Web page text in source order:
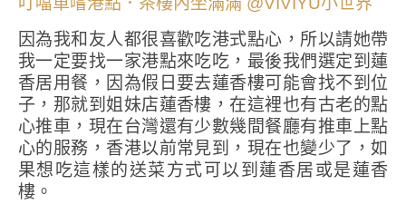
因為我和友人都很喜歡吃港式點心，所以請她帶
我一定要找一家港點來吃吃，最後我們選定到蓮
香居用餐，因為假日要去蓮香樓可能會找不到位
子，那就到姐妹店蓮香樓，在這裡也有古老的點
心推車，現在台灣還有少數幾間餐廳有推車上點
心的服務，香港以前常見到，現在也變少了，如
果想吃這樣的送菜方式可以到蓮香居或是蓮香
樓。